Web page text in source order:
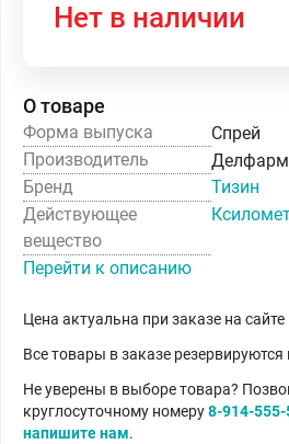
Нет в наличии
О товаре
Форма выпуска
Спрей
Производитель
Бренд
Тизин
Действующее
вещество
Перейти к описанию
Цена актуальна при заказе на сайте
Все товары в заказе резервируются
Не уверены в выборе товара?
круглосуточному номеру8-914-
напишите нам.